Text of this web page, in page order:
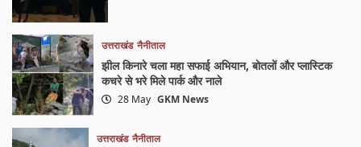
उत्तराखंड नैनीताल
झील किनारे चला महा सफाई अभियान, बोतलों और प्लास्टिक
कचरे से भरे मिले पार्क और नाले
28 May GKM News
उत्तराखंड नैनीताल